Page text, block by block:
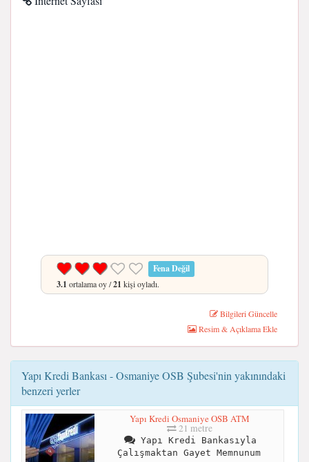
Fena Değil
3.1 ortalama oy /21 kişi oyladı.
Bilgileri Güncelle
Resim & Açıklama Ekle
Yapı Kredi Bankası - Osmaniye OSB Şubesi'nin yakınındaki
benzeri yerler
Yapı Kredi Osmaniye OSB ATM
21 metre
Yapı Kredi Bankasıyla
Çalışmaktan Gayet Memnunum